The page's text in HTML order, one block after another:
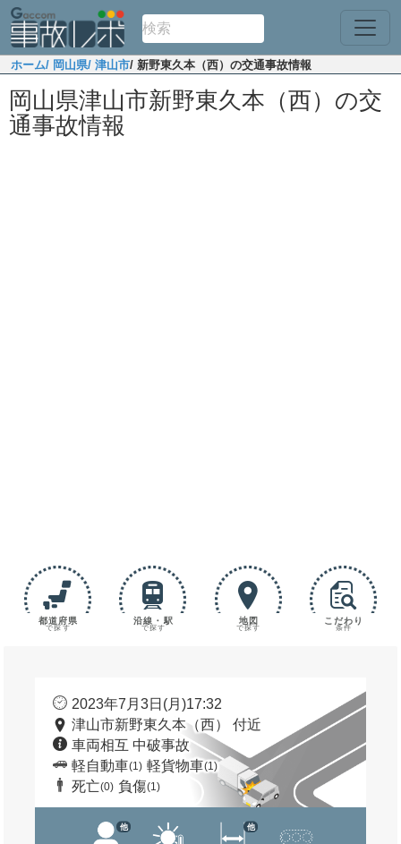
ホーム/ 岡山県/ 津山市/ 新野東久本（西）の交通事故情報
岡山県津山市新野東久本（西）の交
通事故情報
都道府県
で探す
沿線・駅
で探す
地図
で探す
こだわり
条件
2023年7月3日(月)17:32
津山市新野東久本（西） 付近
車両相互 中破事故
軽自動車(1) 軽貨物車(1)
死亡(0) 負傷(1)
他 他